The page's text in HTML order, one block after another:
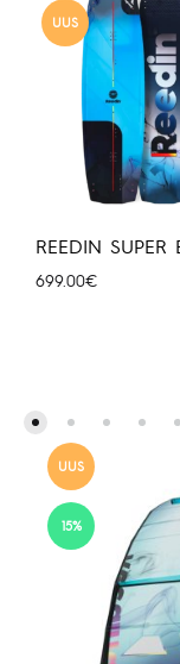
UUS
REEDIN SUPER
699.00€
UUS
15%